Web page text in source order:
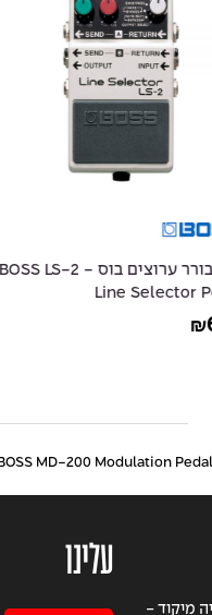
פדל בורר ערוצים בוס - BOSS LS-2
Line Selector
₪
נתניה מיקוד -
עלינו